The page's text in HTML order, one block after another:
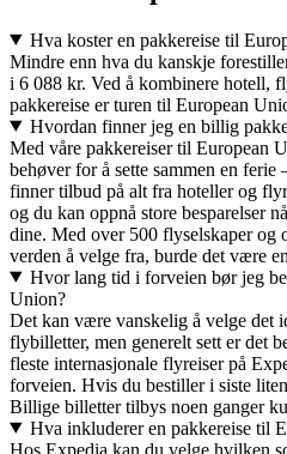
Hva koster en pakkereise til
Mindre enn hva du kanskje
i 6 088 kr. Ved å kombinere hotell,
pakkereise er turen til European
Hvordan finner jeg en billig
Med våre pakkereiser til European
behøver for å sette sammen en ferie
finner tilbud på alt fra hoteller og
og du kan oppnå store besparelser
dine. Med over 500 flyselskaper og
verden å velge fra, burde det være
Hvor lang tid i forveien bør jeg
Union?
Det kan være vanskelig å velge det
flybilletter, men generelt sett er det
fleste internasjonale flyreiser på
forveien. Hvis du bestiller i siste
Billige billetter tilbys noen ganger
Hva inkluderer en pakkereise til
Hos Expedia kan du velge hvilken